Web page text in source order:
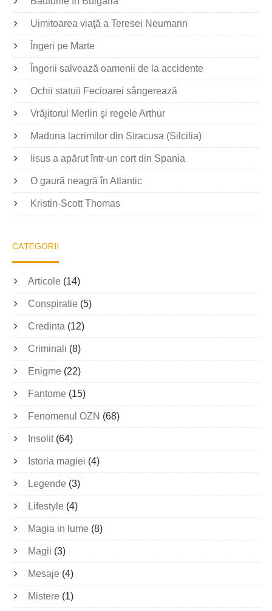
Uimitoarea viaţă a Teresei Neumann
Îngeri pe Marte
Îngerii salvează oamenii de la accidente
Ochii statuii Fecioarei sângerează
Vrăjitorul Merlin şi regele Arthur
Madona lacrimilor din Siracusa (Silcilia)
Iisus a apărut într-un cort din Spania
O gaură neagră în Atlantic
Kristin-Scott Thomas
CATEGORII
Articole (14)
Conspiratie (5)
Credinta (12)
Criminali (8)
Enigme (22)
Fantome (15)
Fenomenul OZN (68)
Insolit(64)
Istoria magiei (4)
Legende (3)
Lifestyle (4)
Magia in lume (8)
Magii (3)
Mesaje (4)
Mistere (1)